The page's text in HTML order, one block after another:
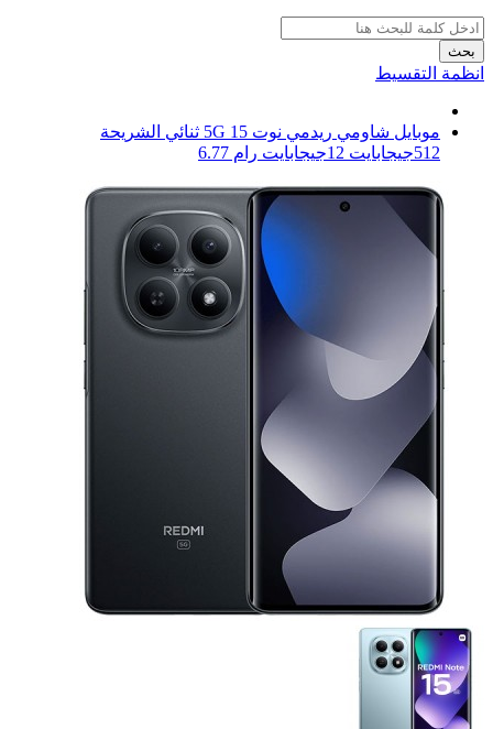
بحث
انظمة التقسيط
موبايل شاومي ريدمي نوت 15 5G ثنائي الشريحة
512جيجابايت 12جيجابايت رام 6.77